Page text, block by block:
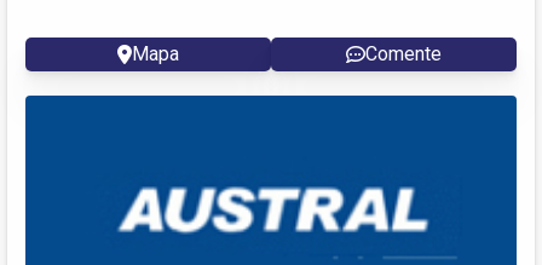
Mapa Comente